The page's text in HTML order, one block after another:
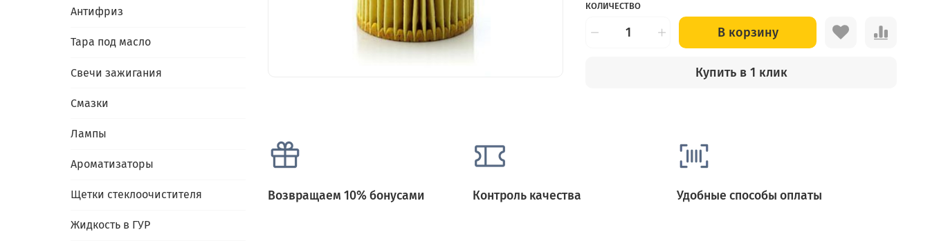
КОЛИЧЕСТВО
В корзину
Купить в 1 клик
Возвращаем 10% бонусами Контроль качества Удобные способы оплаты
Антифриз
Тара под масло
Свечи зажигания
Смазки
Лампы
Ароматизаторы
Щетки стеклоочистителя
Жидкость в ГУР